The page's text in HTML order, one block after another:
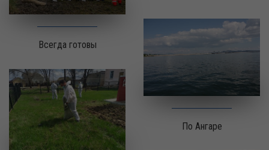
Всегда готовы
По Ангаре